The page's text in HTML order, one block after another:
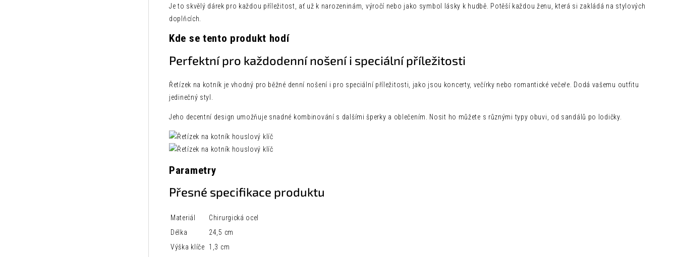
Je to skvělý dárek pro každou příležitost, ať už k narozeninám, výročí nebo jako symbol lásky k hudbě. Potěší každou ženu, která si zakládá na stylových
doplňcích.
Kde se tento produkt hodí
Perfektní pro každodenní nošení i speciální příležitosti
Řetízek na kotník je vhodný pro běžné denní nošení i pro speciální příležitosti, jako jsou koncerty, večírky nebo romantické večeře. Dodá vašemu outfitu
jedinečný styl.
Jeho decentní design umožňuje snadné kombinování s dalšími šperky a oblečením. Nosit ho můžete s různými typy obuvi, od sandálů po lodičky.
Parametry
Přesné specifikace produktu
Materiál
Chirurgická ocel
Délka
24,5 cm
Výška klíče
1,3 cm